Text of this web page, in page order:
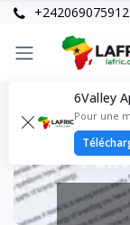
+242069075912
6Valley
Pour une